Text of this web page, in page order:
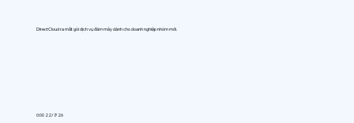
DirectCloud ra mắt gói dịch vụ đám mây dành cho doanh nghiệp nhóm mới.
0:00 22/7/26